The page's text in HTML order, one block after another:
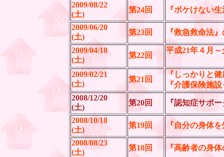
2009/08/22
(土)
第24回 『ボケけない
2009/06/20
(土)
第23回 『救急救命法
2009/04/18
(土)
第22回
平成21年４月
2009/02/21
(土)
第21回
『しっかりと
『介護保険施
2008/12/20
(土)
第20回 『認知症サポ
2008/10/18
(土)
第19回 『自分の身体
2008/08/23
(土)
第18回 『高齢者の身